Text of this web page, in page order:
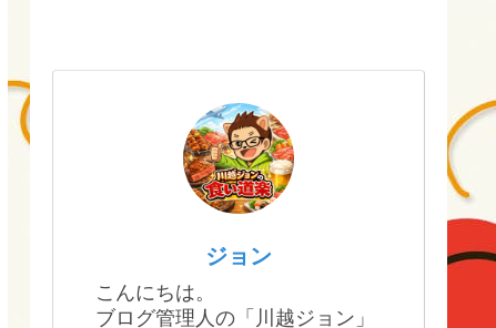
ジョン
こんにちは。
ブログ管理人の「川越ジョン」